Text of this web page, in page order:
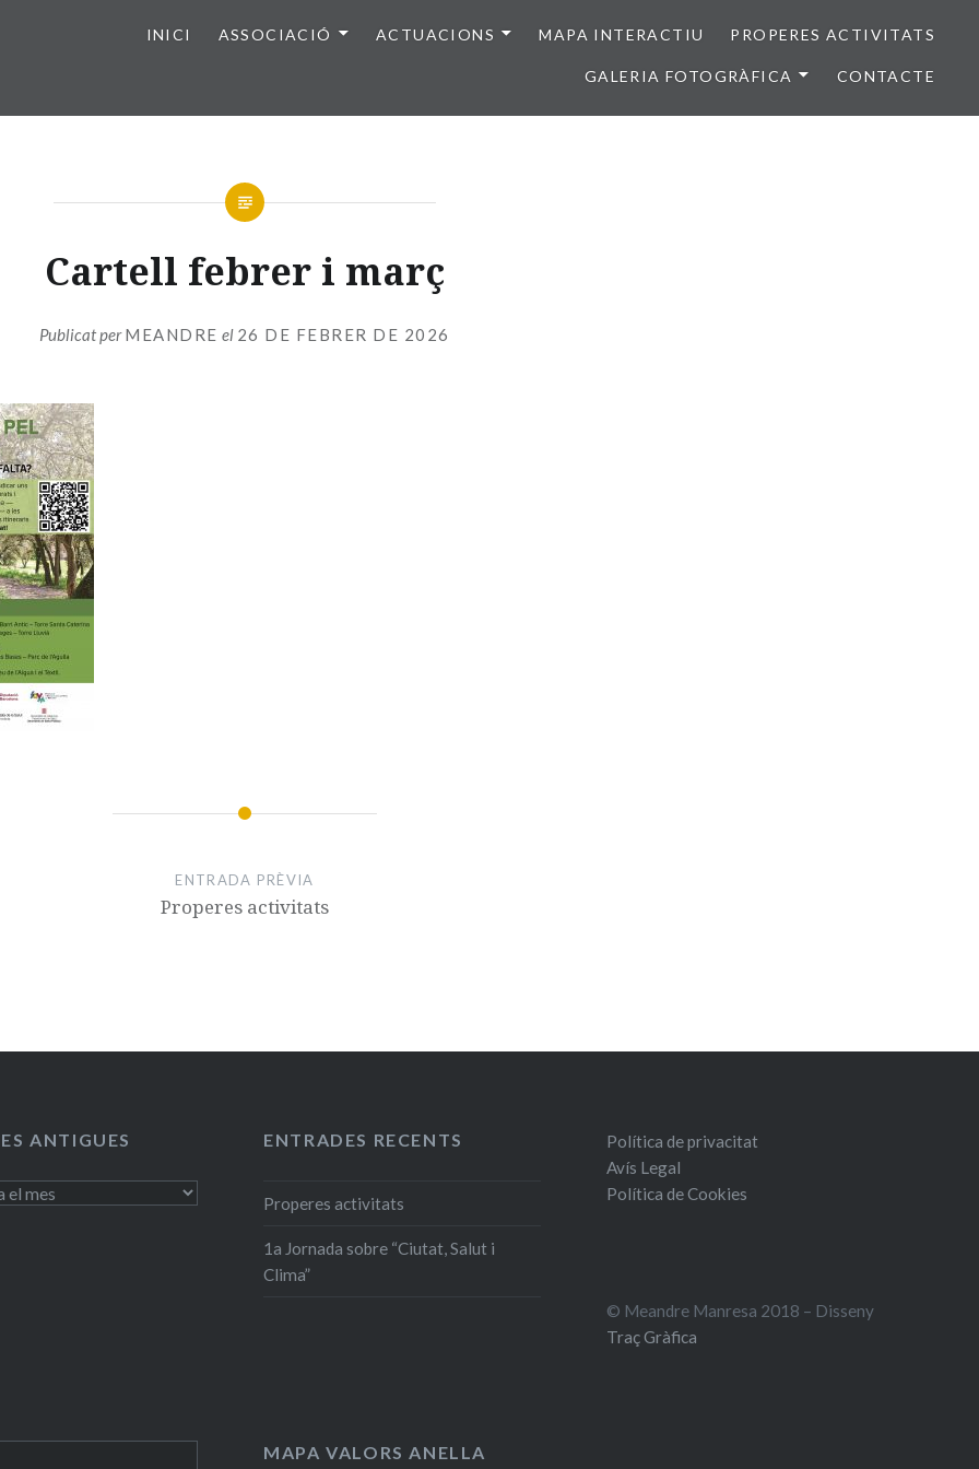
INICI ASSOCIACIÓ ACTUACIONS MAPA INTERACTIU PROPERES ACTIVITATS
GALERIA FOTOGRÀFICA CONTACTE
Cartell febrer i març
Publicat perMEANDRE el 26 DE FEBRER DE 2026
ENTRADA PRÈVIA
Properes activitats
ANTIGUES ENTRADES RECENTS
Properes activitats
1a Jornada sobre “Ciutat, Salut i
Clima”
Política de privacitat
Avís Legal
Política de Cookies
© Meandre Manresa 2018 – Disseny
Traç Gràfica
MAPA VALORS ANELLA